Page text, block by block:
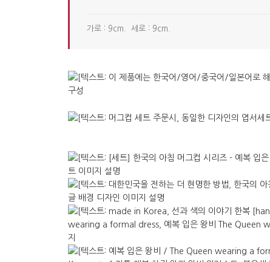
가로 : 9cm. 세로 : 9cm.